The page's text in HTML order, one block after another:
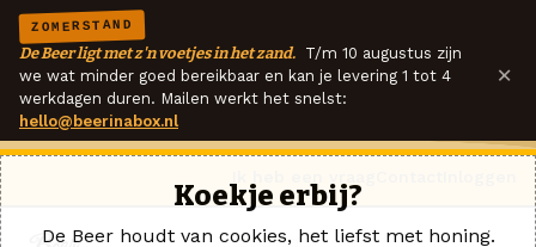
ZOMERSTAND
De Beer ligt met z'n voetjes in het zand. T/m 10 augustus zijn
we wat minder goed bereikbaar en kan je levering 1 tot 4
werkdagen duren. Mailen werkt het snelst:
hello@beerinabox.nl
×
Koekje erbij?
De Beer houdt van cookies, het liefst met honing.